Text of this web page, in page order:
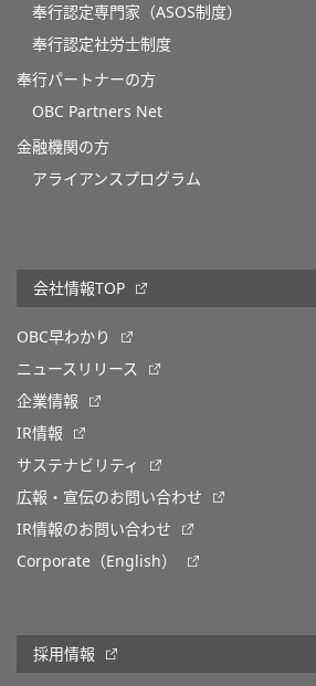
奉行認定専門家（ASOS制度）
奉行認定社労士制度
奉行パートナーの方
OBC Partners Net
金融機関の方
アライアンスプログラム
会社情報TOP
OBC早わかり
ニュースリリース
企業情報
IR情報
サステナビリティ
広報・宣伝のお問い合わせ
IR情報のお問い合わせ
Corporate（English）
採用情報